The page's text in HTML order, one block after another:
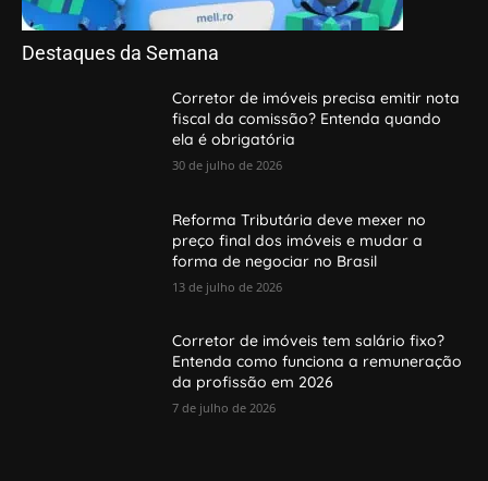
Destaques da Semana
Corretor de imóveis precisa emitir nota
fiscal da comissão? Entenda quando
ela é obrigatória
30 de julho de 2026
Reforma Tributária deve mexer no
preço final dos imóveis e mudar a
forma de negociar no Brasil
13 de julho de 2026
Corretor de imóveis tem salário fixo?
Entenda como funciona a remuneração
da profissão em 2026
7 de julho de 2026